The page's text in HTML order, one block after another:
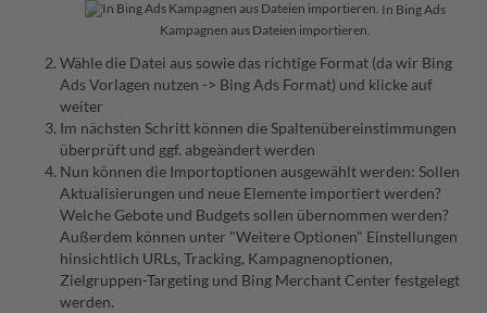
In Bing Ads
Kampagnen aus Dateien importieren.
Wähle die Datei aus sowie das richtige Format (da wir Bing
Ads Vorlagen nutzen -> Bing Ads Format) und klicke auf
weiter
Im nächsten Schritt können die Spaltenübereinstimmungen
überprüft und ggf. abgeändert werden
Nun können die Importoptionen ausgewählt werden: Sollen
Aktualisierungen und neue Elemente importiert werden?
Welche Gebote und Budgets sollen übernommen werden?
Außerdem können unter "Weitere Optionen" Einstellungen
hinsichtlich URLs, Tracking, Kampagnenoptionen,
Zielgruppen-Targeting und Bing Merchant Center festgelegt
werden.